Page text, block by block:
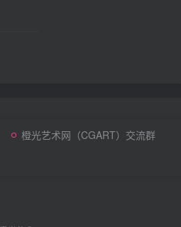
橙光艺术网（CGART）交流群